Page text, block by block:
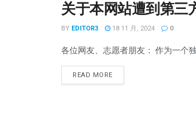
公告与声明
关于本网站遭到第三
BY EDITOR3 18 11 月, 2024 0
各位网友、志愿者朋友： 作为一个独
READ MORE